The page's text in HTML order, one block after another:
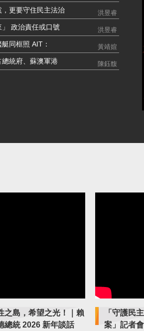
府、蘇澳軍港 國防
接受中共
薇判刑2
更要守住民主法治 洪昱睿
」 政治責任或口號 洪昱睿
同框照 AIT： 黃靖媗
統府、蘇澳軍港 陳鈺馥
之島，希望之光！｜賴
總統 2026 新年談話
「守護民
案」記者會